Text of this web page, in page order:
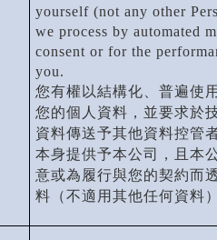
yourself (not any other
we process by automated
consent or for the
you.
您有權以結構化、普遍使
您的個人資料，並要求於
資料傳送予其他資料控管
本身提供予本公司，且本
意或為履行與您的契約而
料（不適用其他任何資料